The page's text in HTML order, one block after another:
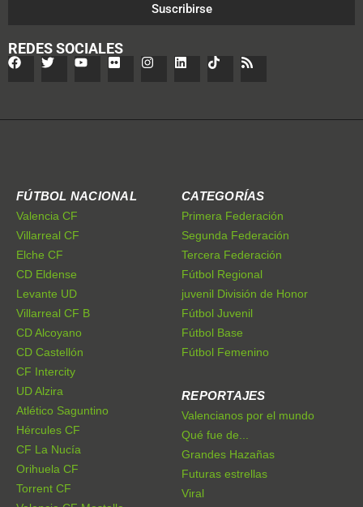
Suscribirse
REDES SOCIALES
FÚTBOL NACIONAL
Valencia CF
Villarreal CF
Elche CF
CD Eldense
Levante UD
Villarreal CF B
CD Alcoyano
CD Castellón
CF Intercity
UD Alzira
Atlético Saguntino
Hércules CF
CF La Nucía
Orihuela CF
Torrent CF
CATEGORÍAS
Primera Federación
Segunda Federación
Tercera Federación
Fútbol Regional
juvenil División de Honor
Fútbol Juvenil
Fútbol Base
Fútbol Femenino
REPORTAJES
Valencianos por el mundo
Qué fue de...
Grandes Hazañas
Futuras estrellas
Viral